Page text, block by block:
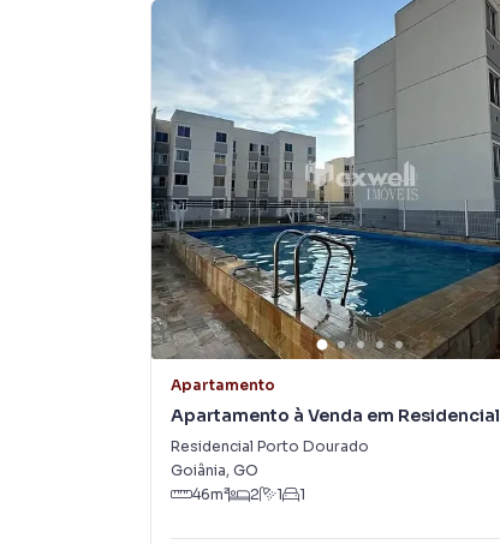
Apartamento
Apartamento à Venda em Residencial
Porto Dourado
Residencial Porto Dourado
Goiânia, GO
46m² 2 1 1